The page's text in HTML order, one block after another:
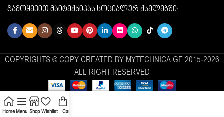
გამოყევით მაიტექნიკას სოციალურ ქსელებში:
COPYRIGHTS © COPY CREATED BY MYTECHNICA.GE 2015-2026
ALL RIGHT RESERVED
HomeMenu Shop Wishlist Cart